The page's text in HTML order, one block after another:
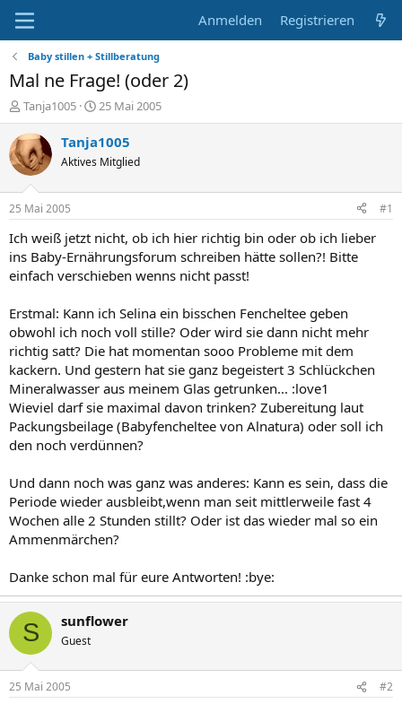
Anmelden Registrieren
Baby stillen + Stillberatung
Mal ne Frage! (oder 2)
E
r
s
t
e
e
r
Tanja1005
E
r
s
e
t
a
25 Mai 2005
Tanja1005
Aktives Mitglied
25 Mai 2005 #1
Ich weiß jetzt nicht, ob ich hier richtig bin oder ob ich lieber
ins Baby-Ernährungsforum schreiben hätte sollen?! Bitte
einfach verschieben wenns nicht passt!
Erstmal: Kann ich Selina ein bisschen Fencheltee geben
obwohl ich noch voll stille? Oder wird sie dann nicht mehr
richtig satt? Die hat momentan sooo Probleme mit dem
kackern. Und gestern hat sie ganz begeistert 3 Schlückchen
Mineralwasser aus meinem Glas getrunken... :love1
Wieviel darf sie maximal davon trinken? Zubereitung laut
Packungsbeilage (Babyfencheltee von Alnatura) oder soll ich
den noch verdünnen?
Und dann noch was ganz was anderes: Kann es sein, dass die
Periode wieder ausbleibt,wenn man seit mittlerweile fast 4
Wochen alle 2 Stunden stillt? Oder ist das wieder mal so ein
Ammenmärchen?
Danke schon mal für eure Antworten! :bye:
S sunflower
Guest
25 Mai 2005 #2